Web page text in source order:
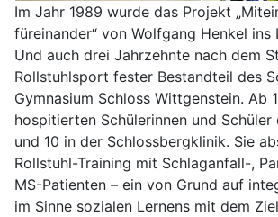
Im Jahr 1989 wurde das Projekt
füreinander“ von Wolfgang Henkel ins
Und auch drei Jahrzehnte nach dem
Rollstuhlsport fester Bestandteil des
Gymnasium Schloss Wittgenstein. Ab
hospitierten Schülerinnen und Schüler
und 10 in der Schlossbergklinik. Sie
Rollstuhl-Training mit Schlaganfall-,
MS-Patienten – ein von Grund auf
im Sinne sozialen Lernens mit dem